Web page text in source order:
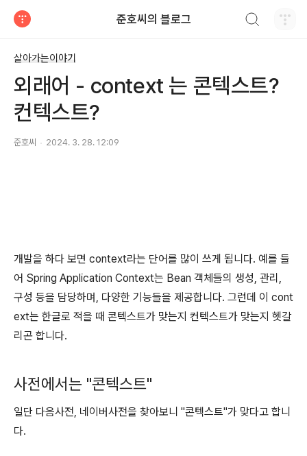
준호씨의 블로그
살아가는이야기
외래어 - context 는 콘텍스트?
컨텍스트?
준호씨 2024. 3. 28. 12:09
개발을 하다 보면 context라는 단어를 많이 쓰게 됩니다. 예를 들
어 Spring Application Context는 Bean 객체들의 생성, 관리,
구성 등을 담당하며, 다양한 기능들을 제공합니다. 그런데 이 cont
ext는 한글로 적을 때 콘텍스트가 맞는지 컨텍스트가 맞는지 헷갈
리곤 합니다.
사전에서는 "콘텍스트"
일단 다음사전, 네이버사전을 찾아보니 "콘텍스트"가 맞다고 합니
다.